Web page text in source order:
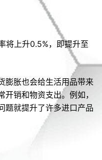
将上升0.5%，即提升至
膨胀也会给生活用品带来
销和物资支出。例如，
题就提升了许多进口产品